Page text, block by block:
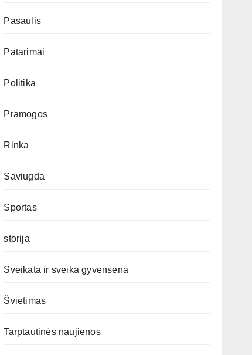
Pasaulis
Patarimai
Politika
Pramogos
Rinka
Saviugda
Sportas
storija
Sveikata ir sveika gyvensena
Švietimas
Tarptautinės naujienos